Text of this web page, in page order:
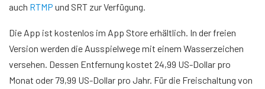
auch RTMP und SRT zur Verfügung.
Die App ist kostenlos im App Store erhältlich. In der freien
Version werden die Ausspielwege mit einem Wasserzeichen
versehen. Dessen Entfernung kostet 24,99 US-Dollar pro
Monat oder 79,99 US-Dollar pro Jahr. Für die Freischaltung von